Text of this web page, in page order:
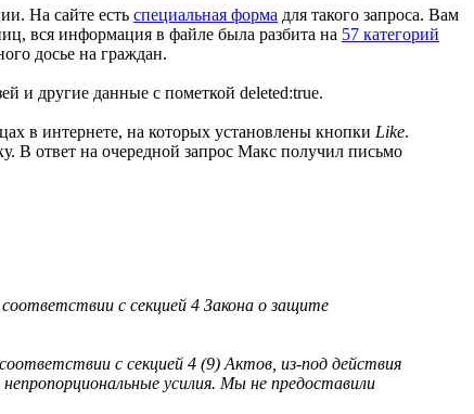
На сайте есть специальная форма для такого запроса. Вам
вся информация в файле была разбита на 57 категорий
досье на граждан.
и другие данные с пометкой deleted:true.
в интернете, на которых установлены кнопки Like.
В ответ на очередной запрос Макс получил письмо
с секцией 4 Закона о защите
с секцией 4 (9) Актов, из-под действия
усилия. Мы не предоставили